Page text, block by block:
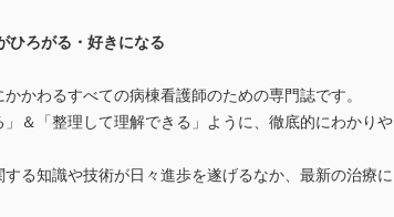
ろがる・好きになる
かわるすべての病棟看護師のための専門誌です。
＆「整理して理解できる」ように、徹底的にわかりや
る知識や技術が日々進歩を遂げるなか、最新の治療に